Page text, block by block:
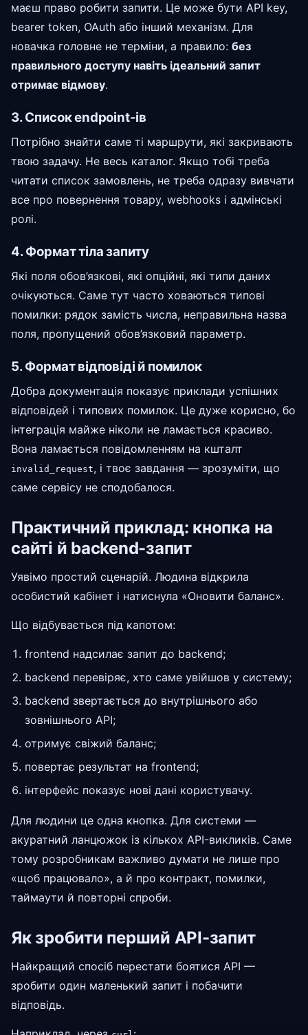
маєш право робити запити. Це може бути API key,
bearer token, OAuth або інший механізм. Для
новачка головне не терміни, а правило: без
правильного доступу навіть ідеальний запит
отримає відмову.
3. Список endpoint-ів
Потрібно знайти саме ті маршрути, які закривають
твою задачу. Не весь каталог. Якщо тобі треба
читати список замовлень, не треба одразу вивчати
все про повернення товару, webhooks і адмінські
ролі.
4. Формат тіла запиту
Які поля обов’язкові, які опційні, які типи даних
очікуються. Саме тут часто ховаються типові
помилки: рядок замість числа, неправильна назва
поля, пропущений обов’язковий параметр.
5. Формат відповіді й помилок
Добра документація показує приклади успішних
відповідей і типових помилок. Це дуже корисно, бо
інтеграція майже ніколи не ламається красиво.
Вона ламається повідомленням на кшталт
invalid_request, і твоє завдання — зрозуміти, що
саме сервісу не сподобалося.
Практичний приклад: кнопка на
сайті й backend-запит
Уявімо простий сценарій. Людина відкрила
особистий кабінет і натиснула «Оновити баланс».
Що відбувається під капотом:
frontend надсилає запит до backend;
backend перевіряє, хто саме увійшов у систему;
backend звертається до внутрішнього або
зовнішнього API;
отримує свіжий баланс;
повертає результат на frontend;
інтерфейс показує нові дані користувачу.
Для людини це одна кнопка. Для системи —
акуратний ланцюжок із кількох API-викликів. Саме
тому розробникам важливо думати не лише про
«щоб працювало», а й про контракт, помилки,
таймаути й повторні спроби.
Як зробити перший API-запит
Найкращий спосіб перестати боятися API —
зробити один маленький запит і побачити
відповідь.